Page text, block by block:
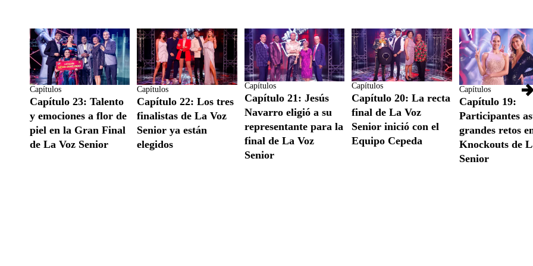
Capítulos
Capítulo 23: Talento
y emociones a flor de
piel en la Gran Final
de La Voz Senior
Capítulos
Capítulo 22: Los tres
finalistas de La Voz
Senior ya están
elegidos
Capítulos
Capítulo 21: Jesús
Navarro eligió a su
representante para la
final de La Voz
Senior
Capítulos
Capítulo 20: La recta
final de La Voz
Senior inició con el
Equipo Cepeda
Capítulos
Capítulo 19:
Participantes
grandes retos
Knockouts de
Senior